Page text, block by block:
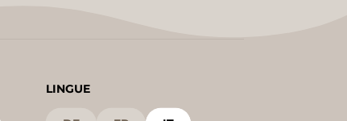
LINGUE